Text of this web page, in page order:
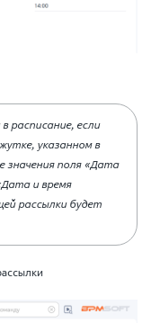
расписание, если
указанном в
значения поля «Дата
и время
рассылки будет